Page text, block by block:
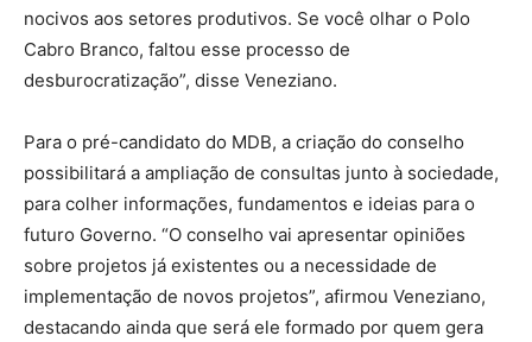
nocivos aos setores produtivos. Se você olhar o Polo
Cabro Branco, faltou esse processo de
desburocratização”, disse Veneziano.
Para o pré-candidato do MDB, a criação do conselho
possibilitará a ampliação de consultas junto à sociedade,
para colher informações, fundamentos e ideias para o
futuro Governo. “O conselho vai apresentar opiniões
sobre projetos já existentes ou a necessidade de
implementação de novos projetos”, afirmou Veneziano,
destacando ainda que será ele formado por quem gera